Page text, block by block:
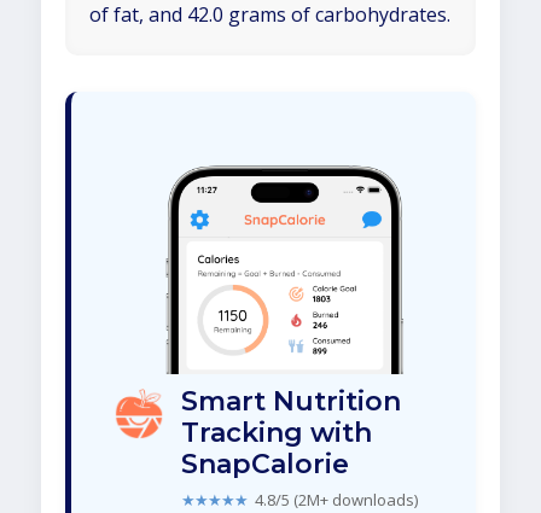
of fat, and 42.0 grams of carbohydrates.
Smart Nutrition
Tracking with
SnapCalorie
★★★★★ 4.8/5 (2M+ downloads)